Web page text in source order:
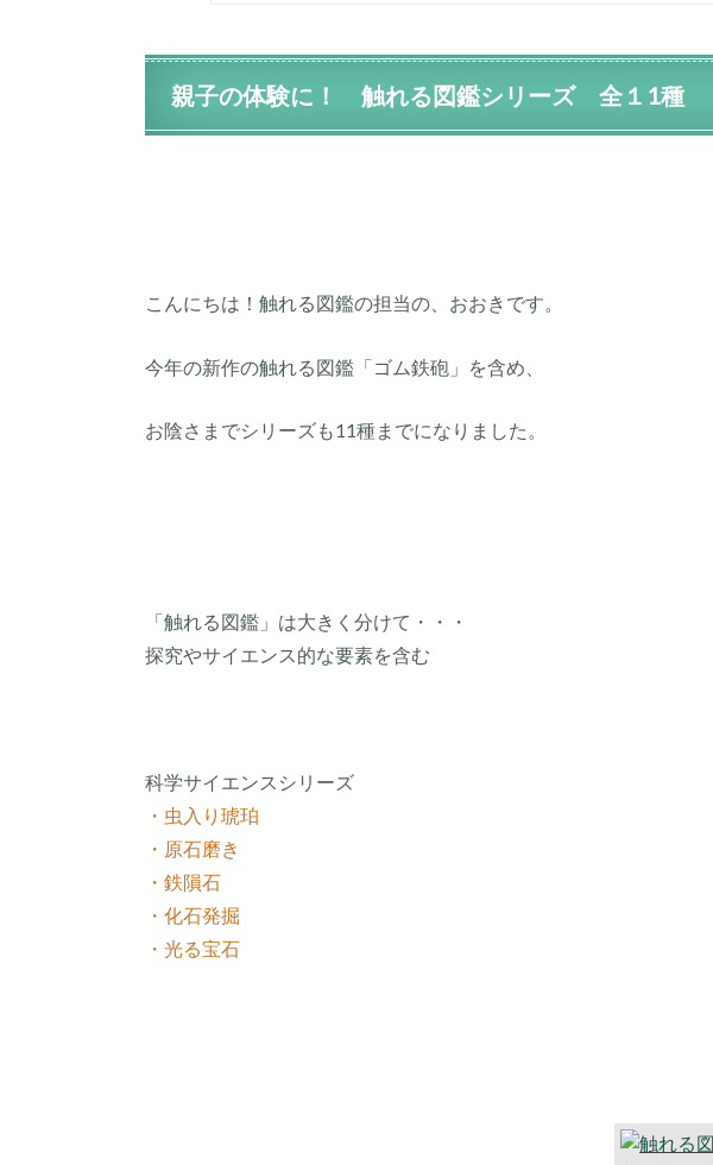
親子の体験に！ 触れる図鑑シリーズ 全１1種
こんにちは！触れる図鑑の担当の、おおきです。
今年の新作の触れる図鑑「ゴム鉄砲」を含め、
お陰さまでシリーズも11種までになりました。
「触れる図鑑」は大きく分けて・・・
探究やサイエンス的な要素を含む
科学サイエンスシリーズ
・虫入り琥珀
・原石磨き
・鉄隕石
・化石発掘
・光る宝石